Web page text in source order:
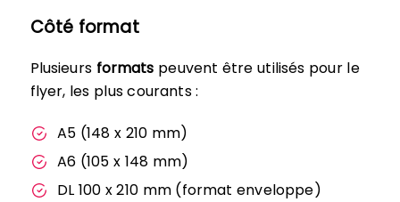
Côté format
Plusieurs formats peuvent être utilisés pour le
flyer, les plus courants :
A5 (148 x 210 mm)
A6 (105 x 148 mm)
DL 100 x 210 mm (format enveloppe)